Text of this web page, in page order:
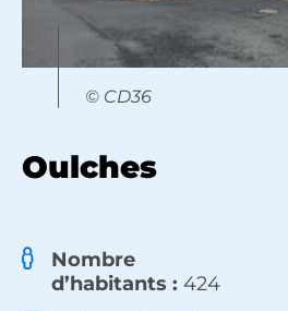
© CD36
Oulches
Nombre
d’habitants : 424